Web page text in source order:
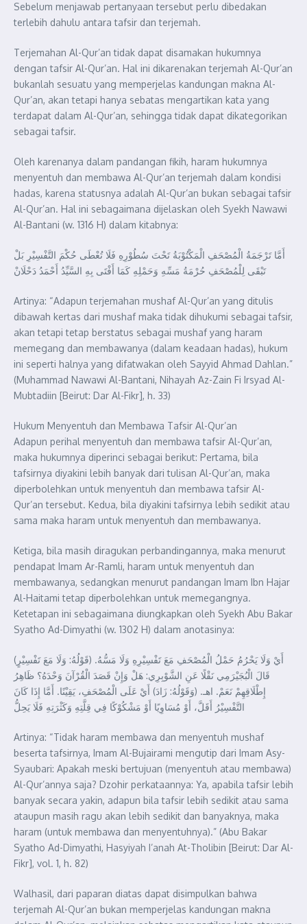
Sebelum menjawab pertanyaan tersebut perlu dibedakan
terlebih dahulu antara tafsir dan terjemah.
Terjemahan Al-Qur’an tidak dapat disamakan hukumnya
dengan tafsir Al-Qur’an. Hal ini dikarenakan terjemah Al-Qur’an
bukanlah sesuatu yang memperjelas kandungan makna Al-
Qur’an, akan tetapi hanya sebatas mengartikan kata yang
terdapat dalam Al-Qur’an, sehingga tidak dapat dikategorikan
sebagai tafsir.
Oleh karenanya dalam pandangan fikih, haram hukumnya
menyentuh dan membawa Al-Qur’an terjemah dalam kondisi
hadas, karena statusnya adalah Al-Qur’an bukan sebagai tafsir
Al-Qur’an. Hal ini sebagaimana dijelaskan oleh Syekh Nawawi
Al-Bantani (w. 1316 H) dalam kitabnya:
أَمَّا تَرْجَمَةُ الْمُصْحَفِ الْمَكْتُوْبَةُ تَحْتَ سُطُوْرِهِ فَلَا تُعْطَى حُكْمَ التَّفْسِيْرِ بَلْ
تَبْقَى لِلْمُصْحَفِ حُرْمَةُ مَسِّهِ وَحَمْلِهِ كَمَا أَفْتَى بِهِ السَّيِّدُ أَحْمَدُ دَحْلَانْ
Artinya: “Adapun terjemahan mushaf Al-Qur’an yang ditulis
dibawah kertas dari mushaf maka tidak dihukumi sebagai tafsir,
akan tetapi tetap berstatus sebagai mushaf yang haram
memegang dan membawanya (dalam keadaan hadas), hukum
ini seperti halnya yang difatwakan oleh Sayyid Ahmad Dahlan.”
(Muhammad Nawawi Al-Bantani, Nihayah Az-Zain Fi Irsyad Al-
Mubtadiin [Beirut: Dar Al-Fikr], h. 33)
Hukum Menyentuh dan Membawa Tafsir Al-Qur’an
Adapun perihal menyentuh dan membawa tafsir Al-Qur’an,
maka hukumnya diperinci sebagai berikut: Pertama, bila
tafsirnya diyakini lebih banyak dari tulisan Al-Qur’an, maka
diperbolehkan untuk menyentuh dan membawa tafsir Al-
Qur’an tersebut. Kedua, bila diyakini tafsirnya lebih sedikit atau
sama maka haram untuk menyentuh dan membawanya.
Ketiga, bila masih diragukan perbandingannya, maka menurut
pendapat Imam Ar-Ramli, haram untuk menyentuh dan
membawanya, sedangkan menurut pandangan Imam Ibn Hajar
Al-Haitami tetap diperbolehkan untuk memegangnya.
Ketetapan ini sebagaimana diungkapkan oleh Syekh Abu Bakar
Syatho Ad-Dimyathi (w. 1302 H) dalam anotasinya:
(قَوْلُهُ: وَلَا مَعَ تَفْسِيْرٍ) أَيْ وَلَا يَحْرُمُ حَمْلُ الْمُصْحَفِ مَعَ تَفْسِيْرِهِ وَلَا مَسُّهُ.
قَالَ الْبُجَيْرَمِي نَقْلًا عَنِ الشَّوْبِرِي: هَلْ وَإِنْ قَصَدَ الْقُرْآنَ وَحْدَهُ؟ ظَاهِرُ
إِطْلَاقِهِمْ نَعَمْ. اهـ. (وَقَوْلُهُ: زَادَ) أَيْ عَلَى الْمُصْحَفِ، يَقِيْنًا. أَمَّا إِذَا كَانَ
التَّفْسِيْرُ أَقَلَّ، أَوْ مُسَاوِيًا أَوْ مَشْكُوْكًا فِي قِلَّتِهِ وَكَثْرَتِهِ فَلَا يَحِلُّ
Artinya: “Tidak haram membawa dan menyentuh mushaf
beserta tafsirnya, Imam Al-Bujairami mengutip dari Imam Asy-
Syaubari: Apakah meski bertujuan (menyentuh atau membawa)
Al-Qur’annya saja? Dzohir perkataannya: Ya, apabila tafsir lebih
banyak secara yakin, adapun bila tafsir lebih sedikit atau sama
ataupun masih ragu akan lebih sedikit dan banyaknya, maka
haram (untuk membawa dan menyentuhnya).” (Abu Bakar
Syatho Ad-Dimyathi, Hasyiyah I’anah At-Tholibin [Beirut: Dar Al-
Fikr], vol. 1, h. 82)
Walhasil, dari paparan diatas dapat disimpulkan bahwa
terjemah Al-Qur’an bukan memperjelas kandungan makna